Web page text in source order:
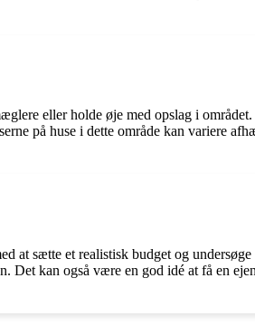
eller holde øje med opslag i
på huse i dette område kan variere
at sætte et realistisk budget og
Det kan også være en god idé at få en